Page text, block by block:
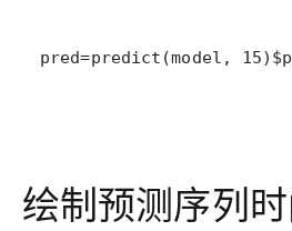
pred=predict(model,
绘制预测序列